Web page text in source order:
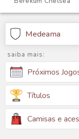
Medeama
saiba mais:
Próximos
Títulos
Camisas e